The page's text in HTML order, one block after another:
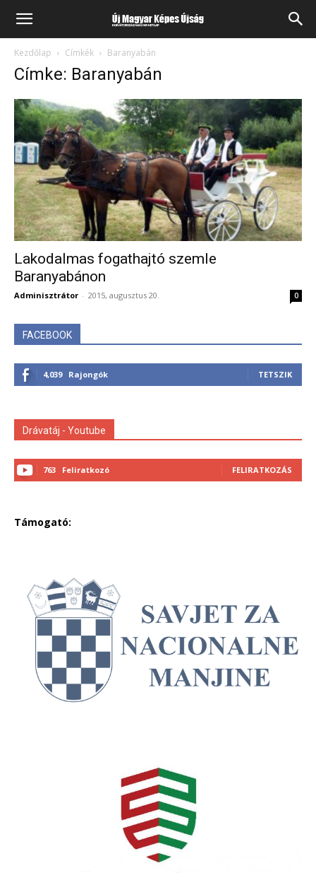
Kezdőlap Címkék Baranyabán
Címke: Baranyabán
Lakodalmas fogathajtó szemle
Baranyabánon
Adminisztrátor - 2015, augusztus 20. 0
FACEBOOK
4,039 Rajongók TETSZIK
Drávatáj - Youtube
763 Feliratkozó FELIRATKOZÁS
Támogató: